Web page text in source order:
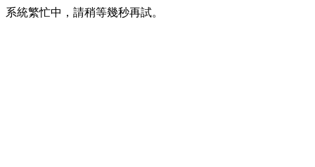
系統繁忙中，請稍等幾秒再試。